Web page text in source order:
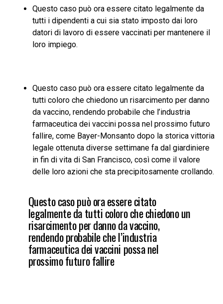
Questo caso può ora essere citato legalmente da
tutti i dipendenti a cui sia stato imposto dai loro
datori di lavoro di essere vaccinati per mantenere il
loro impiego.
Questo caso può ora essere citato legalmente da
tutti coloro che chiedono un risarcimento per danno
da vaccino, rendendo probabile che l’industria
farmaceutica dei vaccini possa nel prossimo futuro
fallire, come Bayer-Monsanto dopo la storica vittoria
legale ottenuta diverse settimane fa dal giardiniere
in fin di vita di San Francisco, così come il valore
delle loro azioni che sta precipitosamente crollando.
Questo caso può ora essere citato
legalmente da tutti coloro che chiedono un
risarcimento per danno da vaccino,
rendendo probabile che l’industria
farmaceutica dei vaccini possa nel
prossimo futuro fallire